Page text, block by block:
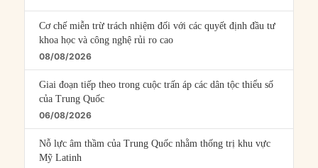
Cơ chế miễn trừ trách nhiệm đối với các quyết định đầu tư
khoa học và công nghệ rủi ro cao
08/08/2026
Giai đoạn tiếp theo trong cuộc trấn áp các dân tộc thiểu số
của Trung Quốc
06/08/2026
Nỗ lực âm thầm của Trung Quốc nhằm thống trị khu vực
Mỹ Latinh